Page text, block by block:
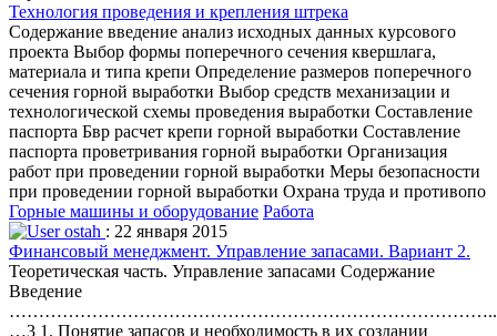
Технология проведения и крепления штрека
Содержание введение анализ исходных данных курсового
проекта Выбор формы поперечного сечения квершлага,
материала и типа крепи Определение размеров поперечного
сечения горной выработки Выбор средств механизации и
технологической схемы проведения выработки Составление
паспорта Бвр расчет крепи горной выработки Составление
паспорта проветривания горной выработки Организация
работ при проведении горной выработки Меры безопасности
при проведении горной выработки Охрана труда и противопо
Горные машины и оборудование Работа
ostah : 22 января 2015
Финансовый менеджмент. Управление запасами. Вариант 2.
Теоретическая часть. Управление запасами Содержание
Введение
………………………………………………………………………..
…3 1. Понятие запасов и необходимость в их создании